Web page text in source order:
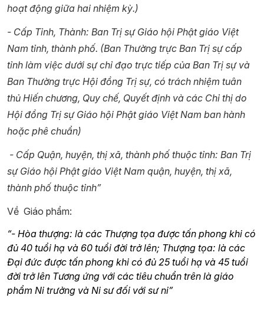
hoạt động giữa hai nhiệm kỳ.)
- Cấp Tỉnh, Thành: Ban Trị sự Giáo hội Phật giáo Việt
Nam tỉnh, thành phố. (Ban Thường trực Ban Trị sự cấp
tỉnh làm việc dưới sự chỉ đạo trực tiếp của Ban Trị sự và
Ban Thường trực Hội đồng Trị sự, có trách nhiệm tuân
thủ Hiến chương, Quy chế, Quyết định và các Chỉ thị do
Hội đồng Trị sự Giáo hội Phật giáo Việt Nam ban hành
hoặc phê chuẩn)
- Cấp Quận, huyện, thị xã, thành phố thuộc tỉnh: Ban Trị
sự Giáo hội Phật giáo Việt Nam quận, huyện, thị xã,
thành phố thuộc tỉnh”
Về Giáo phẩm:
“- Hòa thượng: là các Thượng tọa được tấn phong khi có
đủ 40 tuổi hạ và 60 tuổi đời trở lên; Thượng tọa: là các
Đại đức được tấn phong khi có đủ 25 tuổi hạ và 45 tuổi
đời trở lên Tương ứng với các tiêu chuẩn trên là giáo
phẩm Ni trưởng và Ni sư đối với sư ni”